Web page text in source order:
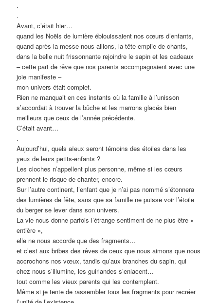
.
.
Avant, c’était hier…
quand les Noëls de lumière éblouissaient nos cœurs d’enfants,
quand après la messe nous allions, la tête emplie de chants,
dans la belle nuit frissonnante rejoindre le sapin et les cadeaux
– cette part de rêve que nos parents accompagnaient avec une
joie manifeste –
mon univers était complet.
Rien ne manquait en ces instants où la famille à l’unisson
s’accordait à trouver la bûche et les marrons glacés bien
meilleurs que ceux de l’année précédente.
C’était avant…
.
Aujourd’hui, quels aïeux seront témoins des étoiles dans les
yeux de leurs petits-enfants ?
Les cloches n’appellent plus personne, même si les cœurs
prennent le risque de chanter, encore.
Sur l’autre continent, l’enfant que je n’ai pas nommé s’étonnera
des lumières de fête, sans que sa famille ne puisse voir l’étoile
du berger se lever dans son univers.
La vie nous donne parfois l’étrange sentiment de ne plus être «
entière »,
elle ne nous accorde que des fragments…
et c’est aux bribes des rêves de ceux que nous aimons que nous
accrochons nos vœux, tandis qu’aux branches du sapin, qui
chez nous s’illumine, les guirlandes s’enlacent…
tout comme les vieux parents qui les contemplent.
Même si je tente de rassembler tous les fragments pour recréer